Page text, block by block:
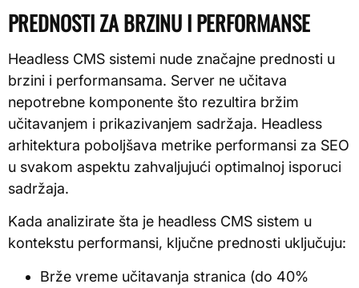
PREDNOSTI ZA BRZINU I PERFORMANSE
Headless CMS sistemi nude značajne prednosti u
brzini i performansama. Server ne učitava
nepotrebne komponente što rezultira bržim
učitavanjem i prikazivanjem sadržaja. Headless
arhitektura poboljšava metrike performansi za SEO
u svakom aspektu zahvaljujući optimalnoj isporuci
sadržaja.
Kada analizirate šta je headless CMS sistem u
kontekstu performansi, ključne prednosti uključuju:
Brže vreme učitavanja stranica (do 40%